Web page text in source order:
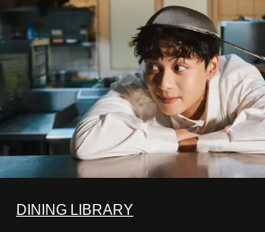
DINING LIBRARY